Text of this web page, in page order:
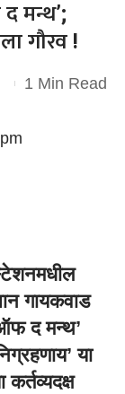
मन्थ’;
गौरव !
1 Min Read
गायकवाड
द मन्थ’
या